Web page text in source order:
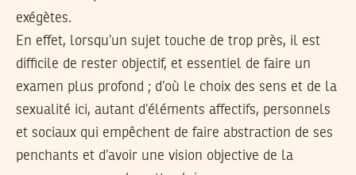
exégètes.
En effet, lorsqu’un sujet touche de trop près, il est
difficile de rester objectif, et essentiel de faire un
examen plus profond ; d’où le choix des sens et de la
sexualité ici, autant d’éléments affectifs, personnels
et sociaux qui empêchent de faire abstraction de ses
penchants et d’avoir une vision objective de la